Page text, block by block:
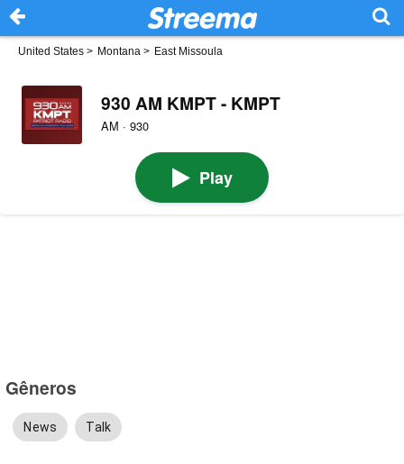
United States > Montana > East Missoula
930 AM KMPT - KMPT
AM · 930
Play
Gêneros
News Talk